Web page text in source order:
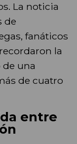
La noticia
de
fanáticos
la
una
de cuatro
entre